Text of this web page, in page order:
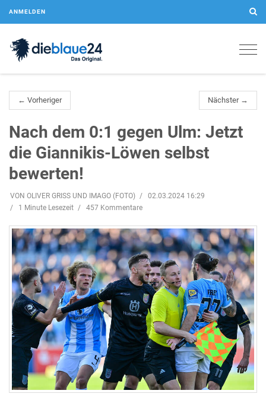
ANMELDEN
← Vorheriger Nächster →
Nach dem 0:1 gegen Ulm: Jetzt
die Giannikis-Löwen selbst
bewerten!
VON OLIVER GRISS UND IMAGO (FOTO)
02.03.2024 16:29
1 Minute Lesezeit
457 Kommentare